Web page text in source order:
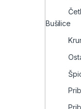
Bušilice